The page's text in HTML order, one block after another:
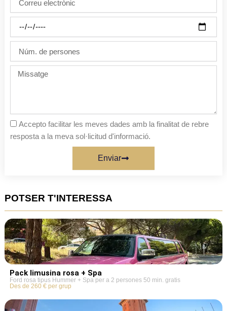
electrònic
la
festa
persones
Missatge
Accepto facilitar les meves dades amb la finalitat de rebre
resposta a la meva sol·licitud d'informació.
Enviar
POTSER T'INTERESSA
Pack limusina rosa + Spa
Ford rosa tipus Hummer + Spa per a 2 persones 50 min. gratis
Des de 260 € per grup